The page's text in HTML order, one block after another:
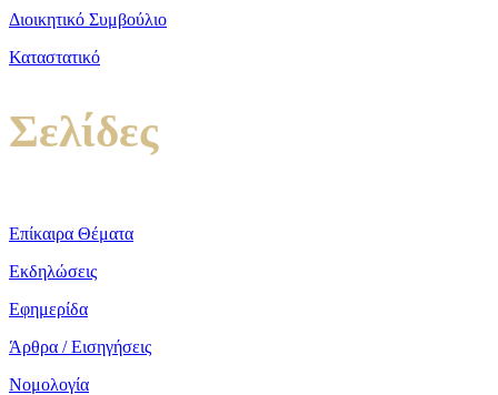
Διοικητικό Συμβούλιο
Καταστατικό
Σελίδες
Επίκαιρα Θέματα
Εκδηλώσεις
Εφημερίδα
Άρθρα / Εισηγήσεις
Νομολογία